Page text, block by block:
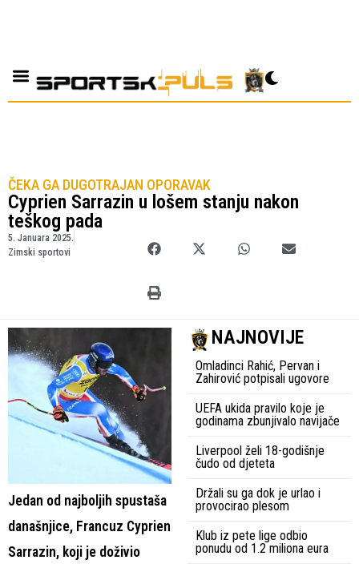
ČEKA GA DUGOTRAJAN OPORAVAK
Cyprien Sarrazin u lošem stanju nakon
teškog pada
5. Januara 2025.
Zimski sportovi
Jedan od najboljih spustaša
današnjice, Francuz Cyprien
Sarrazin, koji je doživio
NAJNOVIJE
Omladinci Rahić, Pervan i
Zahirović potpisali ugovore
UEFA ukida pravilo koje je
godinama zbunjivalo navijače
Liverpool želi 18-godišnje
čudo od djeteta
Držali su ga dok je urlao i
provocirao plesom
Klub iz pete lige odbio
ponudu od 1.2 miliona eura